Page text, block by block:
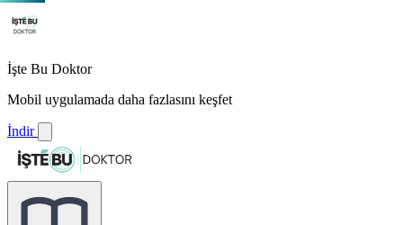
İşte Bu Doktor
Mobil uygulamada daha fazlasını keşfet
İndir